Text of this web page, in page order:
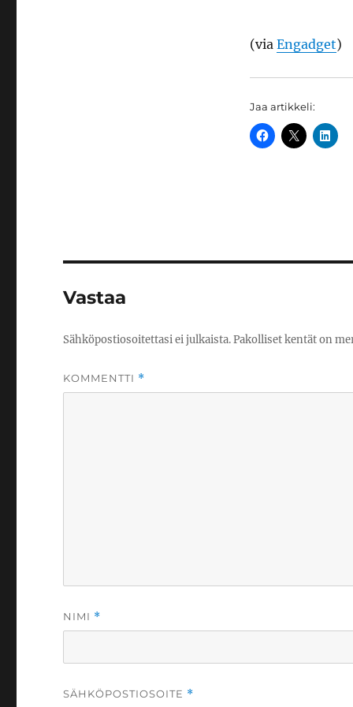
(via Engadget)
Jaa artikkeli:
Vastaa
Sähköpostiosoitettasi ei julkaista.Pakolliset kentät on
KOMMENTTI *
NIMI *
SÄHKÖPOSTIOSOITE *